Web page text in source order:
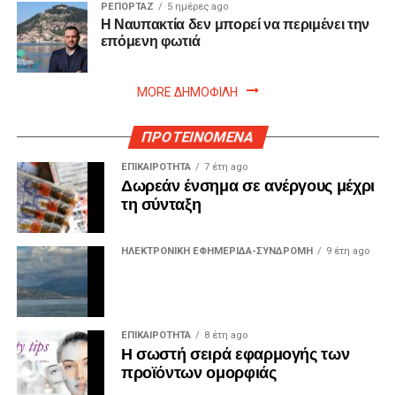
ΡΕΠΟΡΤΑΖ 5 ημέρες ago
Η Ναυπακτία δεν μπορεί να περιμένει την
επόμενη φωτιά
MORE ΔΗΜΟΦΙΛΗ
ΠΡΟΤΕΙΝΟΜΕΝΑ
ΕΠΙΚΑΙΡΟΤΗΤΑ 7 έτη ago
Δωρεάν ένσημα σε ανέργους μέχρι
τη σύνταξη
ΗΛΕΚΤΡΟΝΙΚΗ ΕΦΗΜΕΡΙΔΑ-ΣΥΝΔΡΟΜΗ 9 έτη ago
ΕΠΙΚΑΙΡΟΤΗΤΑ 8 έτη ago
Η σωστή σειρά εφαρμογής των
προϊόντων ομορφιάς